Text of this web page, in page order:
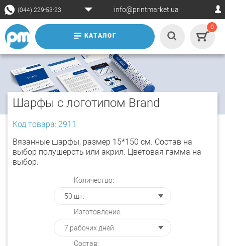
(044) 229-53-23 info@printmarket.ua
КАТАЛОГ
0
Шарфы с логотипом Brand
Код товара: 2911
Вязанные шарфы, размер 15*150 см. Состав на
выбор полушерсть или акрил. Цветовая гамма на
выбор.
Количество:
Изготовление:
Состав: